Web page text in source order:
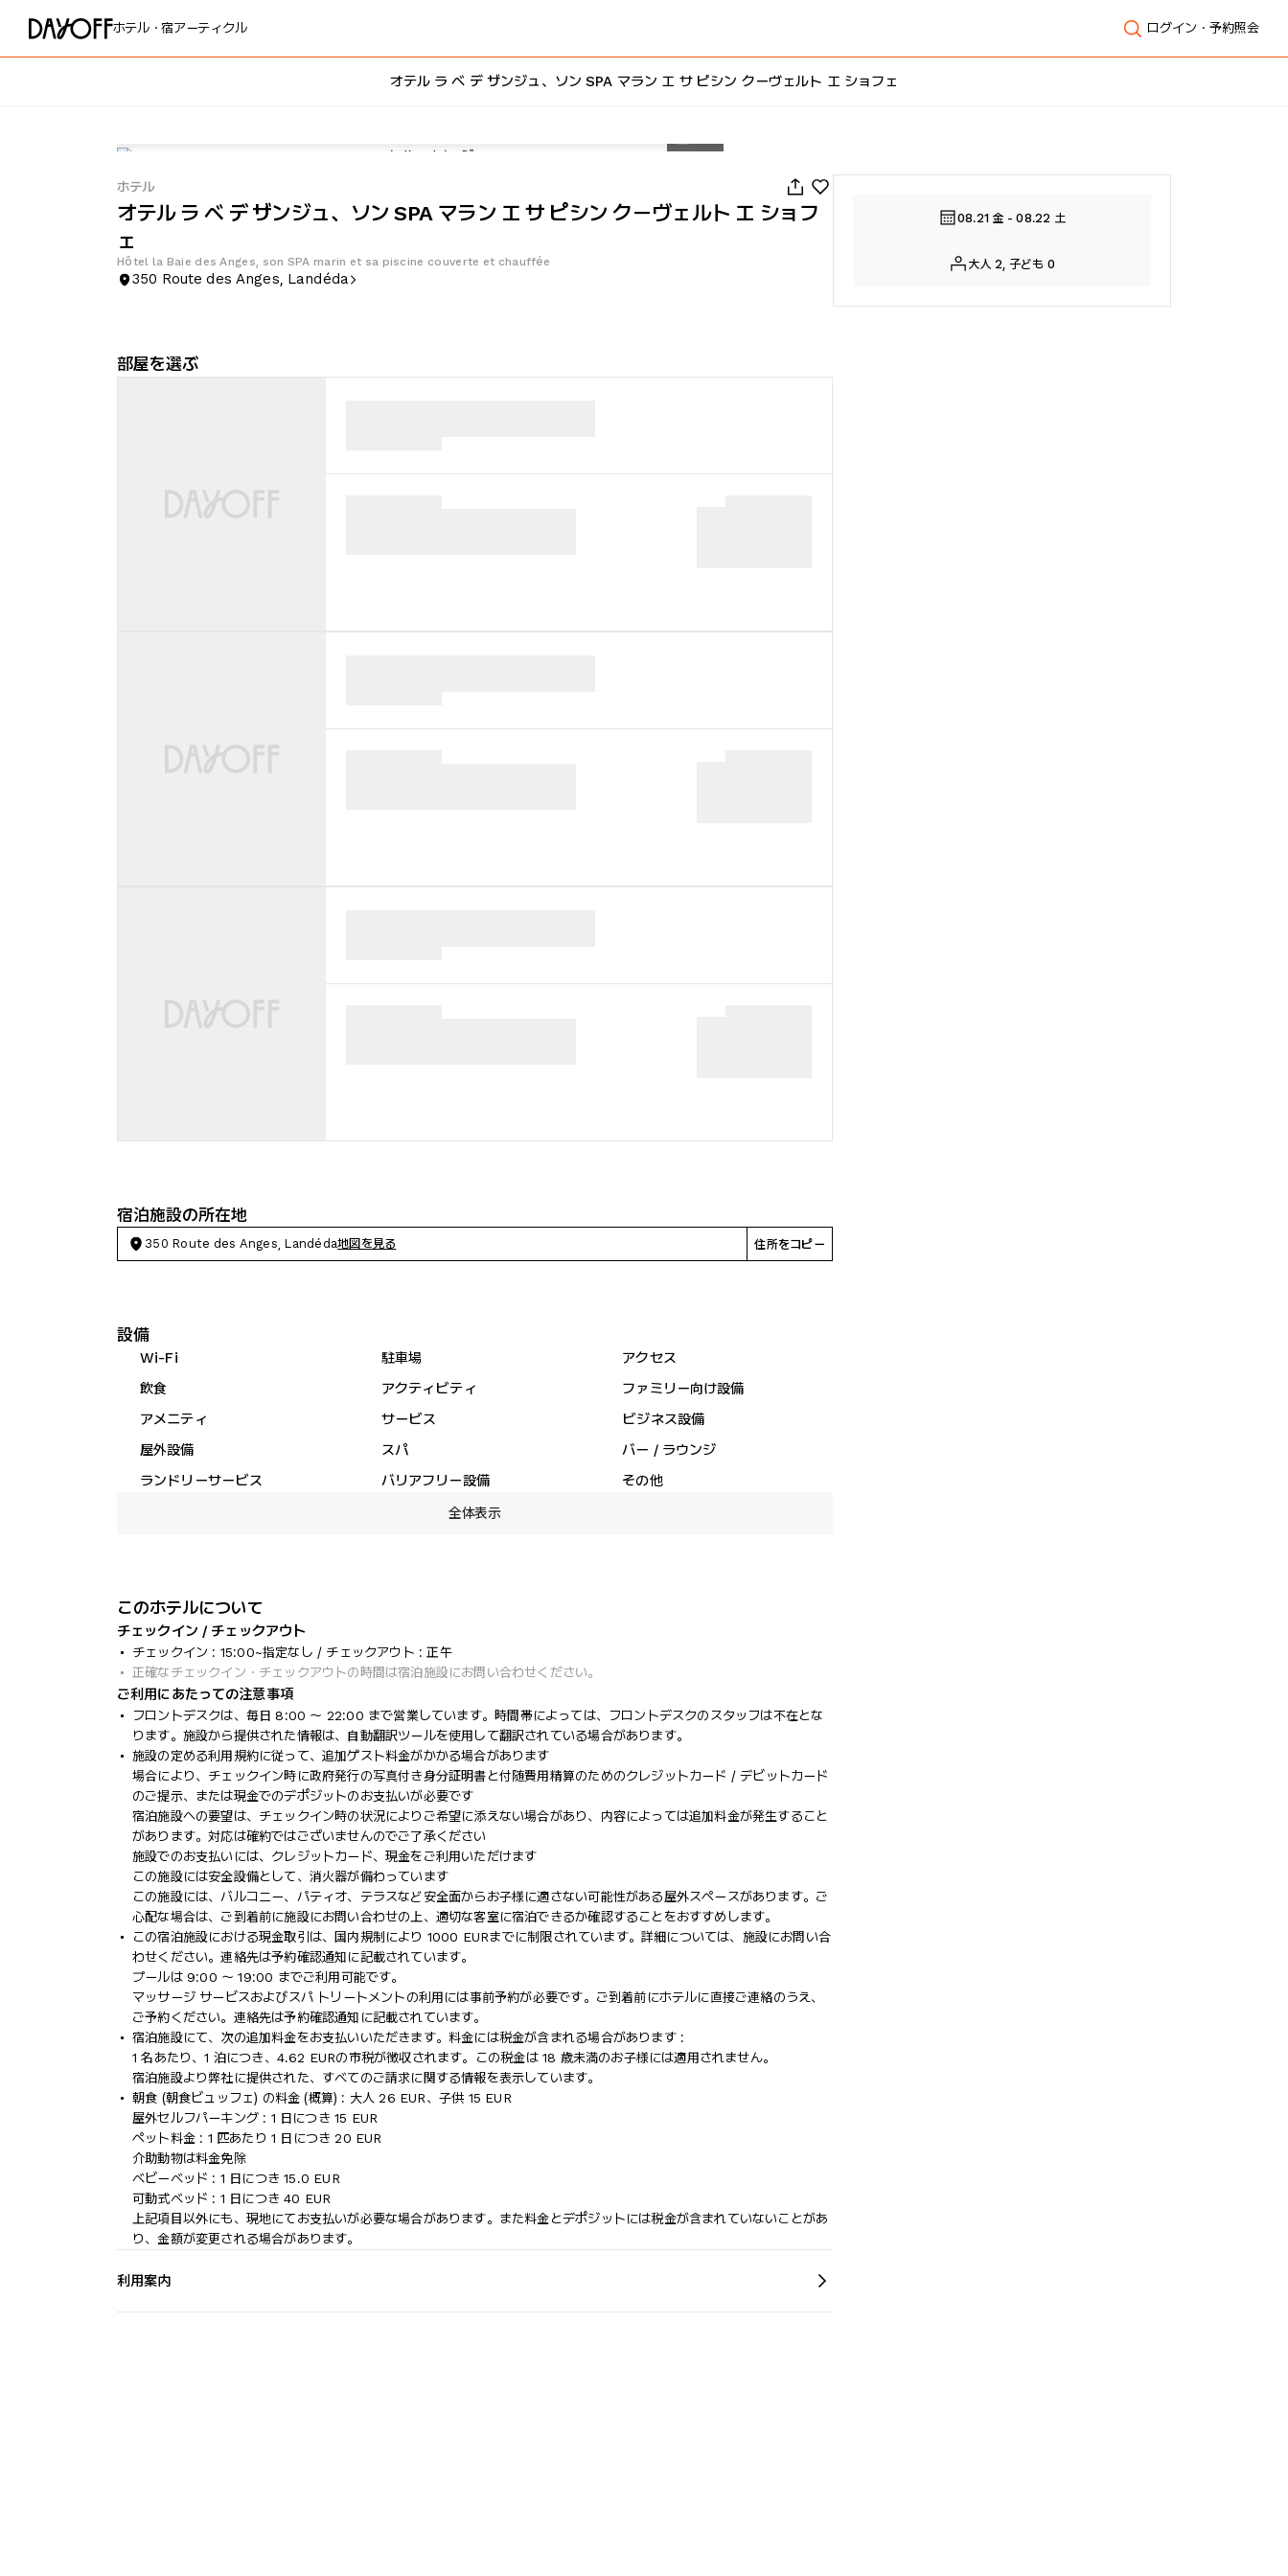
ホテル・宿アーティクル ログイン・予約照会
オテル ラ ベ デ ザンジュ、ソン SPA マラン エ サ ピシン クーヴェルト エ ショフェ
ホテル
オテル ラ ベ デ ザンジュ、ソン SPA マラン エ サ ピシン クーヴェルト エ ショフ
ェ
Hôtel la Baie des Anges, son SPA marin et sa piscine couverte et chauffée
350 Route des Anges, Landéda
部屋を選ぶ
宿泊施設の所在地
350 Route des Anges, Landéda地図を見る 住所をコピー
設備
Wi-Fi 駐車場
アクセス
飲食
アクティビティ
ファミリー向け設備
アメニティ
サービス
ビジネス設備
屋外設備
スパ
バー / ラウンジ
ランドリーサービス
バリアフリー設備
その他
全体表示
このホテルについて
チェックイン / チェックアウト
チェックイン : 15:00~指定なし / チェックアウト : 正午
正確なチェックイン・チェックアウトの時間は宿泊施設にお問い合わせください。
ご利用にあたっての注意事項
フロントデスクは、毎日 8:00 ～ 22:00 まで営業しています。時間帯によっては、フロントデスクのスタッフは不在とな
ります。施設から提供された情報は、自動翻訳ツールを使用して翻訳されている場合があります。
施設の定める利用規約に従って、追加ゲスト料金がかかる場合があります
場合により、チェックイン時に政府発行の写真付き身分証明書と付随費用精算のためのクレジットカード / デビットカード
のご提示、または現金でのデポジットのお支払いが必要です
宿泊施設への要望は、チェックイン時の状況によりご希望に添えない場合があり、内容によっては追加料金が発生すること
があります。対応は確約ではございませんのでご了承ください
施設でのお支払いには、クレジットカード、現金をご利用いただけます
この施設には安全設備として、消火器が備わっています
この施設には、バルコニー、パティオ、テラスなど安全面からお子様に適さない可能性がある屋外スペースがあります。ご
心配な場合は、ご到着前に施設にお問い合わせの上、適切な客室に宿泊できるか確認することをおすすめします。
この宿泊施設における現金取引は、国内規制により 1000 EURまでに制限されています。詳細については、施設にお問い合
わせください。連絡先は予約確認通知に記載されています。
プールは 9:00 ～ 19:00 までご利用可能です。
マッサージ サービスおよびスパ トリートメントの利用には事前予約が必要です。ご到着前にホテルに直接ご連絡のうえ、
ご予約ください。連絡先は予約確認通知に記載されています。
宿泊施設にて、次の追加料金をお支払いいただきます。料金には税金が含まれる場合があります :
1 名あたり、1 泊につき、4.62 EURの市税が徴収されます。この税金は 18 歳未満のお子様には適用されません。
宿泊施設より弊社に提供された、すべてのご請求に関する情報を表示しています。
朝食 (朝食ビュッフェ) の料金 (概算) : 大人 26 EUR、子供 15 EUR
屋外セルフパーキング : 1 日につき 15 EUR
ペット料金 : 1 匹あたり 1 日につき 20 EUR
介助動物は料金免除
ベビーベッド : 1 日につき 15.0 EUR
可動式ベッド : 1 日につき 40 EUR
上記項目以外にも、現地にてお支払いが必要な場合があります。また料金とデポジットには税金が含まれていないことがあ
り、金額が変更される場合があります。
利用案内
08.21 金 - 08.22 土
大人 2, 子ども 0